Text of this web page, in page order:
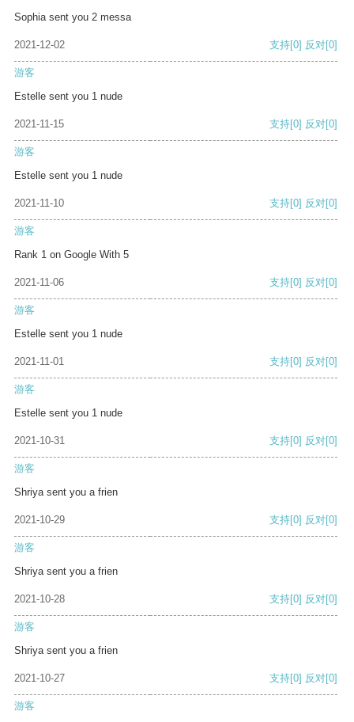
Sophia sent you 2 messa
2021-12-02 支持[0] 反对[0]
游客
Estelle sent you 1 nude
2021-11-15 支持[0] 反对[0]
游客
Estelle sent you 1 nude
2021-11-10 支持[0] 反对[0]
游客
Rank 1 on Google With 5
2021-11-06 支持[0] 反对[0]
游客
Estelle sent you 1 nude
2021-11-01 支持[0] 反对[0]
游客
Estelle sent you 1 nude
2021-10-31 支持[0] 反对[0]
游客
Shriya sent you a frien
2021-10-29 支持[0] 反对[0]
游客
Shriya sent you a frien
2021-10-28 支持[0] 反对[0]
游客
Shriya sent you a frien
2021-10-27 支持[0] 反对[0]
游客